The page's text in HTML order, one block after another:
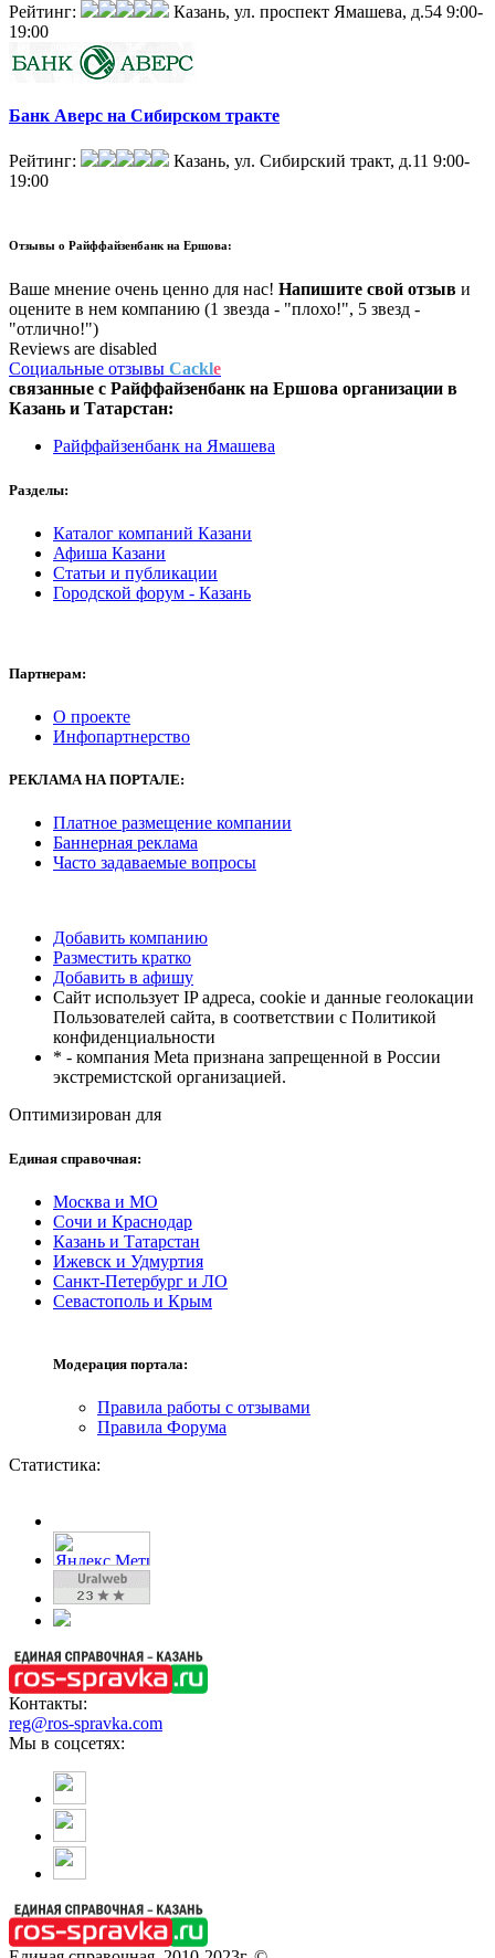
Рейтинг: Казань, ул. проспект Ямашева, д.54 9:00-
19:00
Банк Аверс на Сибирском тракте
Рейтинг: Казань, ул. Сибирский тракт, д.11 9:00-
19:00
Отзывы о Райффайзенбанк на Ершова:
Ваше мнение очень ценно для нас! Напишите свой отзыв и
оцените в нем компанию (1 звезда - "плохо!", 5 звезд -
"отлично!")
Reviews are disabled
Социальные отзывы Cackle
связанные с Райффайзенбанк на Ершова организации в
Казань и Татарстан:
Райффайзенбанк на Ямашева
Разделы:
Каталог компаний Казани
Афиша Казани
Статьи и публикации
Городской форум - Казань
Партнерам:
О проекте
Инфопартнерство
РЕКЛАМАНА ПОРТАЛЕ:
Платное размещение компании
Баннерная реклама
Часто задаваемые вопросы
Добавить компанию
Разместить кратко
Добавить в афишу
Сайт использует IP адреса, cookie и данные геолокации
Пользователей сайта, в соответствии с Политикой
конфиденциальности
* - компания Meta признана запрещенной в России
экстремистской организацией.
Оптимизирован для
Единая справочная:
Москва и МО
Сочи и Краснодар
Казань и Татарстан
Ижевск и Удмуртия
Санкт-Петербург и ЛО
Севастополь и Крым
Модерация портала:
Правила работы с отзывами
Правила Форума
Статистика:
Контакты:
reg@ros-spravka.com
Мы в соцсетях: